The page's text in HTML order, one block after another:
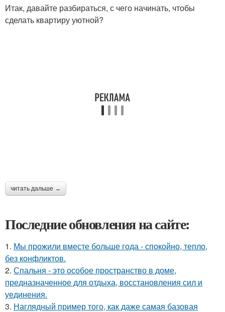
Итак, давайте разбираться, с чего начинать, чтобы
сделать квартиру уютной?
читать дальше →
Последние обновления на сайте:
1. Мы прожили вместе больше года - спокойно, тепло,
без конфликтов.
2. Спальня - это особое пространство в доме,
предназначенное для отдыха, восстановления сил и
уединения.
3. Наглядный пример того, как даже самая базовая